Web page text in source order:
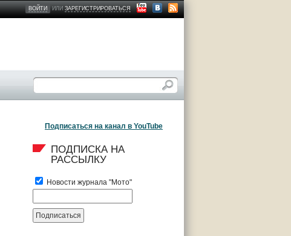
ВОЙТИ ИЛИЗАРЕГИСТРИРОВАТЬСЯ
Подписаться на канал в YouTube
ПОДПИСКА НА
РАССЫЛКУ
Новости журнала "Мото"